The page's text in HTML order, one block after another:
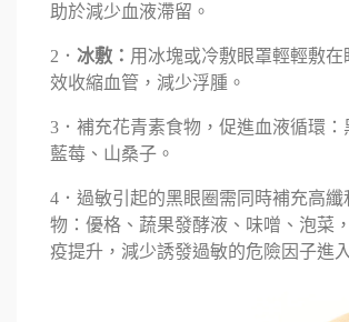
助於減少血液滯留。
2． 冰敷： 用冰塊或冷敷眼罩輕輕敷在
效收縮血管，減少浮腫。
3．補充花青素食物，促進血液循環：
藍莓、山桑子。
4．過敏引起的黑眼圈需同時補充高纖
物：優格、蔬果發酵液、味噌、泡菜
疫提升，減少誘發過敏的危險因子進